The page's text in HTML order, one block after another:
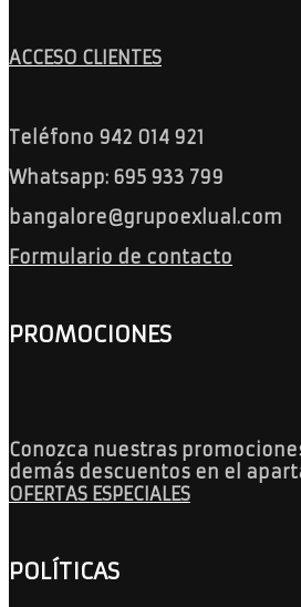
ACCESO CLIENTES
Teléfono 942 014 921
Whatsapp: 695 933 799
bangalore@grupoexlual.com
Formulario de contacto
PROMOCIONES
Conozca nuestras
demás descuentos en el
OFERTAS ESPECIALES
POLÍTICAS